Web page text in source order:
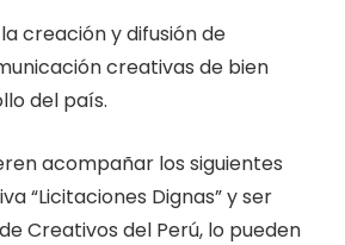
creación y difusión de
creativas de bien
del país.
acompañar los siguientes
“Licitaciones Dignas” y ser
Creativos del Perú, lo pueden